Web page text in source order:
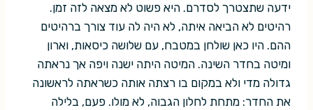
ידעה שתצטרך לסדרם. היא פשוט לא מצאה לזה זמן.
רהיטים לא הביאה איתה, לא היה לה עוד צורך ברהיטים
ההם. היו כאן שולחן במטבח, עם שלושה כיסאות, וארון
ומיטה בחדר השינה. המיטה היתה ישנה ויפה אך נראתה
גדולה מדי ולא במקום בו רצתה אותה כשראתה לראשונה
את החדר: מתחת לחלון הגבוה, לא מולו. פעם, בלילה